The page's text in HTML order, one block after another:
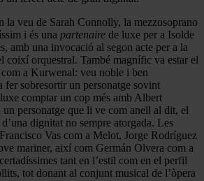
la veu de Sarah Connolly, la mezzosoprano
i és una partenaire de luxe per a Isolde
amb una invocació al segon acte per a la
coixí orquestral. També magnífic va estar el
a Kurwenal: veu noble i ben
fer sobresortir un personatge sovint
comptar un cop més amb Albert
un personatge que li ve com anell al dit, el
dignitat no sempre atorgada. Les
Vas com a Melot, Jorge Rodríguez
mariner, així com Germán Olvera com a
tant en l’estil com en el perfil
tot donant al conjunt musical de l’òpera